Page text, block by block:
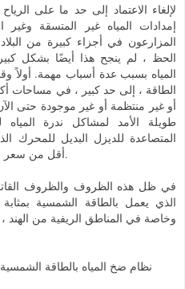
لإلغاء الاعتماد إلى حد ما على
إمدادات المياه غير المتسقة وغير
المزارعون في أجزاء كبيرة من البلاد
الحظ ، لم ينجح هذا أيضًا بشكل
المياه بسبب عدة أسباب مهمة. أولاً
الطاقة ، إلى حد كبير ، في مساحات
أو غير منتظمة أو غير موجودة حتى
طويلة الأمد لمشاكل ندرة المياه
المتصاعدة للديزل البديل للمحرك
أقل من سعر معقول بالنسبة لغالبية القوى.
في ظل هذه الظروف والظروف
الذي يعمل بالطاقة الشمسية
وخاصة في المناطق الريفية من الهند
نظام ضخ المياه بالطاقة